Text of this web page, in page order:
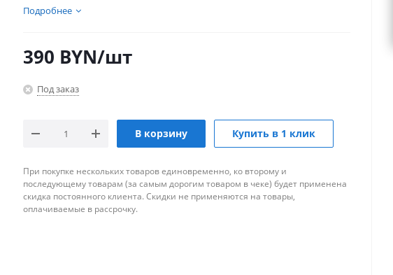
Подробнее
390 BYN/шт
Под заказ
В корзину Купить в 1 клик
При покупке нескольких товаров единовременно, ко второму и
последующему товарам (за самым дорогим товаром в чеке) будет применена
скидка постоянного клиента. Скидки не применяются на товары,
оплачиваемые в рассрочку.